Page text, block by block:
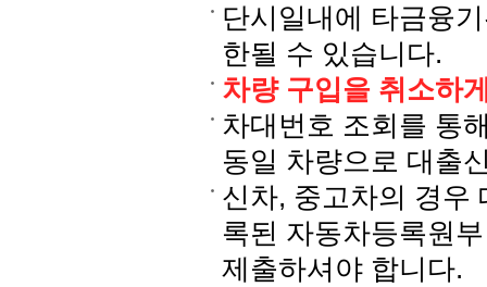
단시일내에 타금융
한될 수 있습니다.
차량 구입을 취소하
차대번호 조회를 통
동일 차량으로 대출
신차, 중고차의 경우
록된 자동차등록원
제출하셔야 합니다.